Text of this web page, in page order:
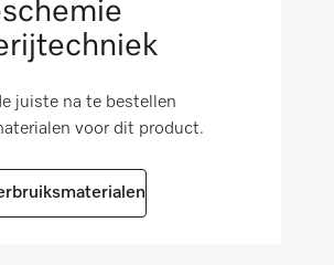
warm spoelen in %
toeren per minuut
150 g [aantal] i
zomer [aantal]
juiste na te bestellen
voor dit product.